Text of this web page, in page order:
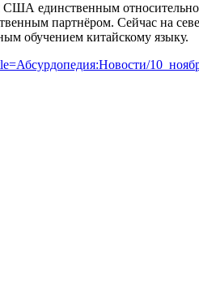
США единственным
партнёром. Сейчас на
обучением китайскому языку.